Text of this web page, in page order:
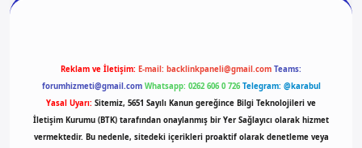
Reklam ve İletişim: E-mail: backlinkpaneli@gmail.com Teams:
forumhizmeti@gmail.com Whatsapp: 0262 606 0 726 Telegram: @karabul
Yasal Uyarı: Sitemiz, 5651 Sayılı Kanun gereğince Bilgi Teknolojileri ve
İletişim Kurumu (BTK) tarafından onaylanmış bir Yer Sağlayıcı olarak hizmet
vermektedir. Bu nedenle, sitedeki içerikleri proaktif olarak denetleme veya